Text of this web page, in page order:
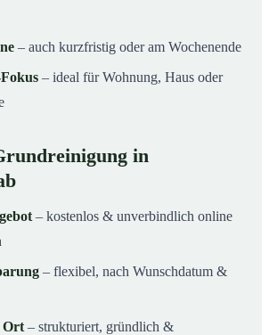
– auch kurzfristig oder am Wochenende
– ideal für Wohnung, Haus oder
in
– kostenlos & unverbindlich online
– flexibel, nach Wunschdatum &
Ort – strukturiert, gründlich &